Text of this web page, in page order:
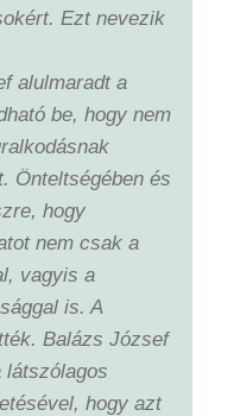
Ezt nevezik
alulmaradt a
be, hogy nem
Önteltségében és
hogy
nem csak a
vagyis a
is. A
Balázs József
látszólagos
hogy azt